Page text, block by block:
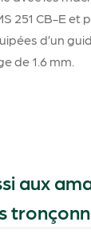
251 CB-E
d’un
de 1.6 mm.
aux